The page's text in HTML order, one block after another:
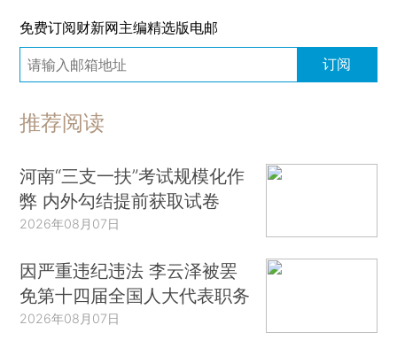
免费订阅财新网主编精选版电邮
订阅
推荐阅读
河南“三支一扶”考试规模化作
弊 内外勾结提前获取试卷
2026年08月07日
因严重违纪违法 李云泽被罢
免第十四届全国人大代表职务
2026年08月07日